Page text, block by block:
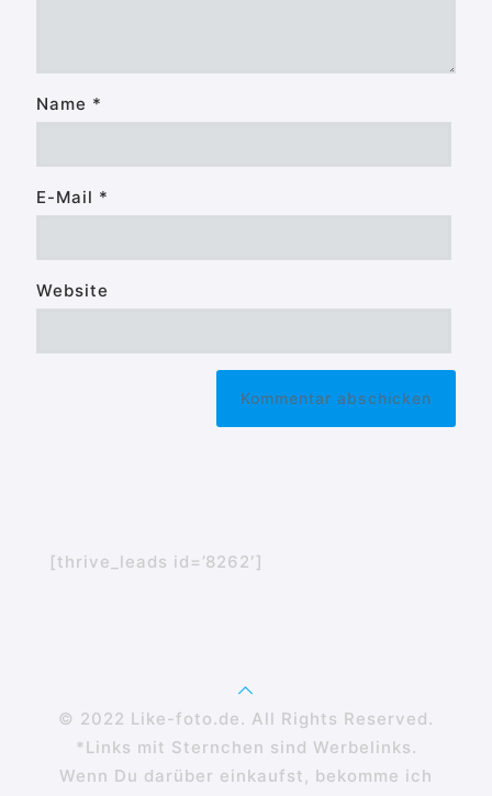
Name *
E-Mail *
Website
[thrive_leads id=’8262′]
© 2022 Like-foto.de. All Rights Reserved.
*Links mit Sternchen sind Werbelinks.
Wenn Du darüber einkaufst, bekomme ich